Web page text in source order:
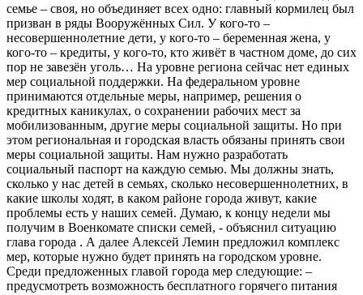
семье – своя, но объединяет всех одно: главный кормилец был
призван в ряды Вооружённых Сил. У кого-то –
несовершеннолетние дети, у кого-то – беременная жена, у
кого-то – кредиты, у кого-то, кто живёт в частном доме, до сих
пор не завезён уголь… На уровне региона сейчас нет единых
мер социальной поддержки. На федеральном уровне
принимаются отдельные меры, например, решения о
кредитных каникулах, о сохранении рабочих мест за
мобилизованным, другие меры социальной защиты. Но при
этом региональная и городская власть обязаны принять свои
меры социальной защиты. Нам нужно разработать
социальный паспорт на каждую семью. Мы должны знать,
сколько у нас детей в семьях, сколько несовершеннолетних, в
какие школы ходят, в каком районе города живут, какие
проблемы есть у наших семей. Думаю, к концу недели мы
получим в Военкомате списки семей, - объяснил ситуацию
глава города . А далее Алексей Лемин предложил комплекс
мер, которые нужно будет принять на городском уровне.
Среди предложенных главой города мер следующие: –
предусмотреть возможность бесплатного горячего питания